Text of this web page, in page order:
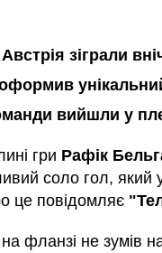
зіграли
вийшли у
гри Рафік
соло гол, який
це повідомляє
на фланзі не зумів